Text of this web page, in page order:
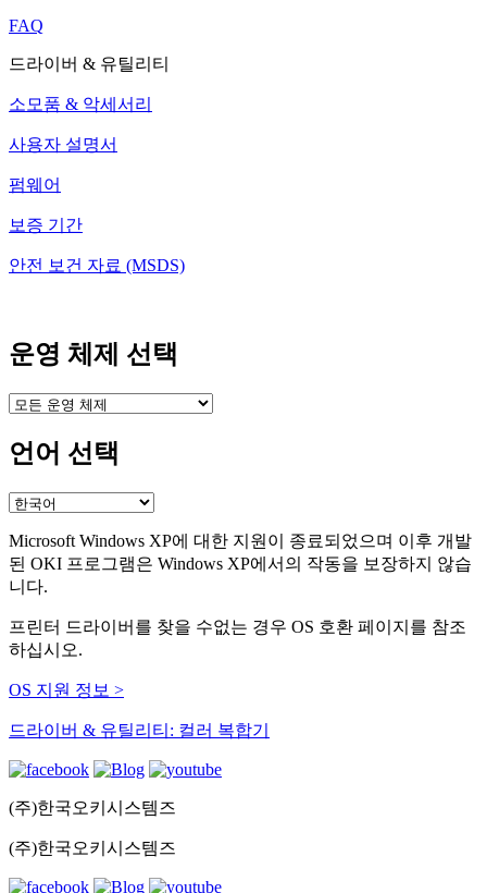
FAQ
드라이버 & 유틸리티
소모품 & 악세서리
사용자 설명서
펌웨어
보증 기간
안전 보건 자료 (MSDS)
운영 체제 선택
언어 선택
Microsoft Windows XP에 대한 지원이 종료되었으며 이후 개발
된 OKI 프로그램은 Windows XP에서의 작동을 보장하지 않습
니다.
프린터 드라이버를 찾을 수없는 경우 OS 호환 페이지를 참조
하십시오.
OS 지원 정보 >
드라이버 & 유틸리티: 컬러 복합기
(주)한국오키시스템즈
(주)한국오키시스템즈